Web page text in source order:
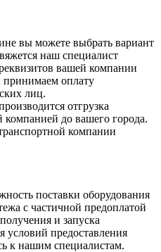
вы можете выбрать вариант
наш специалист
вашей компании
принимаем оплату
лиц.
отгрузка
до вашего города.
компании
поставки оборудования
с частичной предоплатой
и запуска
условий предоставления
к нашим специалистам.